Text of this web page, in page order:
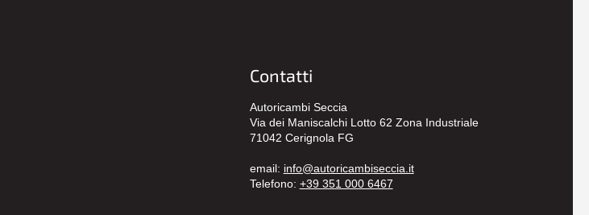
Contatti
Autoricambi Seccia
Via dei Maniscalchi Lotto 62 Zona Industriale
71042 Cerignola FG
email: info@autoricambiseccia.it
Telefono: +39 351 000 6467